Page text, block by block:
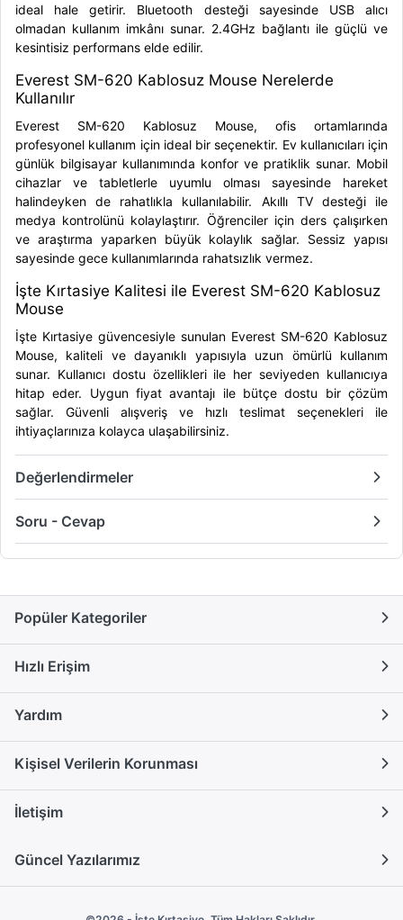
ideal hale getirir. Bluetooth desteği sayesinde USB alıcı
olmadan kullanım imkânı sunar. 2.4GHz bağlantı ile güçlü ve
kesintisiz performans elde edilir.
Everest SM-620 Kablosuz Mouse Nerelerde
Kullanılır
Everest SM-620 Kablosuz Mouse, ofis ortamlarında
profesyonel kullanım için ideal bir seçenektir. Ev kullanıcıları için
günlük bilgisayar kullanımında konfor ve pratiklik sunar. Mobil
cihazlar ve tabletlerle uyumlu olması sayesinde hareket
halindeyken de rahatlıkla kullanılabilir. Akıllı TV desteği ile
medya kontrolünü kolaylaştırır. Öğrenciler için ders çalışırken
ve araştırma yaparken büyük kolaylık sağlar. Sessiz yapısı
sayesinde gece kullanımlarında rahatsızlık vermez.
İşte Kırtasiye Kalitesi ile Everest SM-620 Kablosuz
Mouse
İşte Kırtasiye güvencesiyle sunulan Everest SM-620 Kablosuz
Mouse, kaliteli ve dayanıklı yapısıyla uzun ömürlü kullanım
sunar. Kullanıcı dostu özellikleri ile her seviyeden kullanıcıya
hitap eder. Uygun fiyat avantajı ile bütçe dostu bir çözüm
sağlar. Güvenli alışveriş ve hızlı teslimat seçenekleri ile
ihtiyaçlarınıza kolayca ulaşabilirsiniz.
Değerlendirmeler
Soru - Cevap
Popüler Kategoriler
Hızlı Erişim
Yardım
Kişisel Verilerin Korunması
İletişim
Güncel Yazılarımız